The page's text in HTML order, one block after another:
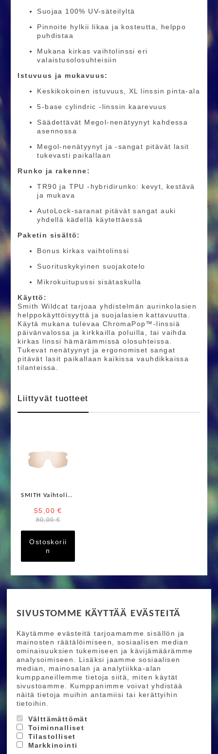
SIVUSTOMME KÄYTTÄÄ EVÄSTEITÄ
Käytämme evästeitä tarjoamamme sisällön ja
mainosten räätälöimiseen, sosiaalisen median
ominaisuuksien tukemiseen ja kävijämäärämme
analysoimiseen. Lisäksi jaamme sosiaalisen
median, mainosalan ja analytiikka-alan
kumppaneillemme tietoja siitä, miten käytät
sivustoamme. Kumppanimme voivat yhdistää
näitä tietoja muihin antamiisi tai kerättyihin
tietoihin.
Välttämättömät
Toiminnalliset
Tilastolliset
Markkinointi
Suojaa 100% UV-säteilyltä
Pinnoite hylkii likaa ja kosteutta, helppo
puhdistaa
Mukana kirkas vaihtolinssi eri
valaistusolosuhteisiin
Istuvuus ja mukavuus:
Keskikokoinen istuvuus, XL linssin pinta-ala
5-base cylindric -linssin kaarevuus
Säädettävät Megol-nenätyynyt kahdessa
asennossa
Megol-nenätyynyt ja -sangat pitävät lasit
tukevasti paikallaan
Runko ja rakenne:
TR90 ja TPU -hybridirunko: kevyt, kestävä
ja mukava
AutoLock-saranat pitävät sangat auki
yhdellä kädellä käytettäessä
Paketin sisältö:
Bonus kirkas vaihtolinssi
Suorituskykyinen suojakotelo
Mikrokuitupussi sisätaskulla
Käyttö:
Smith Wildcat tarjoaa yhdistelmän aurinkolasien
helppokäyttöisyyttä ja suojalasien kattavuutta.
Käytä mukana tulevaa ChromaPop™-linssiä
päivänvalossa ja kirkkailla poluilla, tai vaihda
kirkas linssi hämärämmissä olosuhteissa.
Tukevat nenätyynyt ja ergonomiset sangat
pitävät lasit paikallaan kaikissa vauhdikkaissa
tilanteissa.
Liittyvät tuotteet
SMITH Vaihtolinssit, Replacement Lens
55,00 €
80,00 €
Ostoskorii
n
Ride More – Pyöräkauppa ja pyörähuolto
Helsingissä
TILAA UUTISKIRJEEMME
Tilaamalla uutiskirjeemme saat uusimmat edut
suoraan sähköpostiisi.
Hyväksyn henkilötietojen tallentamisen (